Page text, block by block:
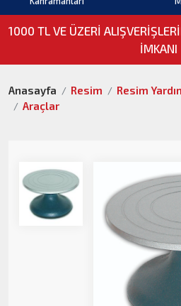
1000 TL VE ÜZERI
İMKANI
Anasayfa Resim
Resim
Araçlar